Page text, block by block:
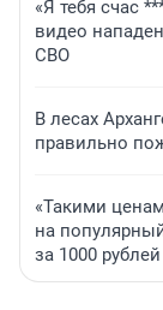
«Я тебя счас
видео
СВО
В лесах
правильно
«Такими
на
за 1000 рублей